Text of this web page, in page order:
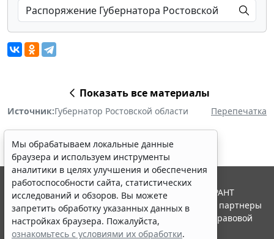
Показать все материалы
Источник:Губернатор Ростовской области Перепечатка
Мы обрабатываем локальные данные
браузера и используем инструменты
аналитики в целях улучшения и обеспечения
работоспособности сайта, статистических
исследований и обзоров. Вы можете
запретить обработку указанных данных в
настройках браузера. Пожалуйста,
ознакомьтесь с условиями их обработки.
© ООО "НПП "ГАРАНТ-СЕРВИС", 2026. Система ГАРАНТ
выпускается с 1990 года. Компания "Гарант" и ее партнеры
являются участниками Российской ассоциации правовой
информации ГАРАНТ.